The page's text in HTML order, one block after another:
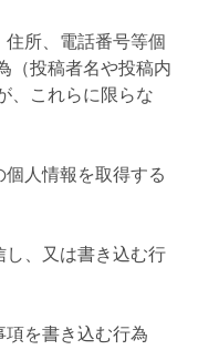
所、電話番号等個
（投稿者名や投稿内
、これらに限らな
人情報を取得する
、又は書き込む行
を書き込む行為